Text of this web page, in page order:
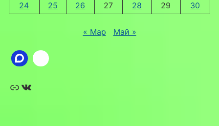
24
25 26 27 28 29 30
« Мар Май »
Ссылка